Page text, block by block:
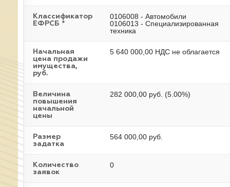
Классификатор
ЕФРСБ *
0106008 - Автомобили
0106013 - Специализированная
техника
Начальная
цена продажи
имущества,
руб.
5 640 000,00 НДС не облагается
Величина
повышения
начальной
цены
282 000,00 руб. (5.00%)
Размер
задатка
564 000,00 руб.
Количество
заявок
0